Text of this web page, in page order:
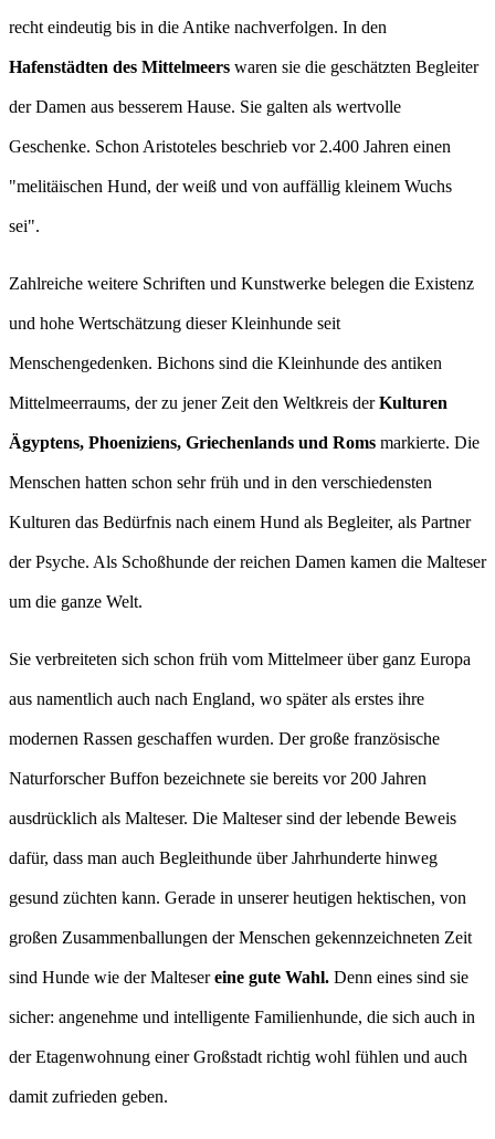
recht eindeutig bis in die Antike nachverfolgen. In den
Hafenstädten des Mittelmeers waren sie die geschätzten Begleiter
der Damen aus besserem Hause. Sie galten als wertvolle
Geschenke. Schon Aristoteles beschrieb vor 2.400 Jahren einen
"melitäischen Hund, der weiß und von auffällig kleinem Wuchs
sei".
Zahlreiche weitere Schriften und Kunstwerke belegen die Existenz
und hohe Wertschätzung dieser Kleinhunde seit
Menschengedenken. Bichons sind die Kleinhunde des antiken
Mittelmeerraums, der zu jener Zeit den Weltkreis derKulturen
Ägyptens, Phoeniziens, Griechenlands und Roms markierte. Die
Menschen hatten schon sehr früh und in den verschiedensten
Kulturen das Bedürfnis nach einem Hund als Begleiter, als Partner
der Psyche. Als Schoßhunde der reichen Damen kamen die Malteser
um die ganze Welt.
Sie verbreiteten sich schon früh vom Mittelmeer über ganz Europa
aus namentlich auch nach England, wo später als erstes ihre
modernen Rassen geschaffen wurden. Der große französische
Naturforscher Buffon bezeichnete sie bereits vor 200 Jahren
ausdrücklich als Malteser. Die Malteser sind der lebende Beweis
dafür, dass man auch Begleithunde über Jahrhunderte hinweg
gesund züchten kann. Gerade in unserer heutigen hektischen, von
großen Zusammenballungen der Menschen gekennzeichneten Zeit
sind Hunde wie der Maltesereine gute Wahl. Denn eines sind sie
sicher: angenehme und intelligente Familienhunde, die sich auch in
der Etagenwohnung einer Großstadt richtig wohl fühlen und auch
damit zufrieden geben.